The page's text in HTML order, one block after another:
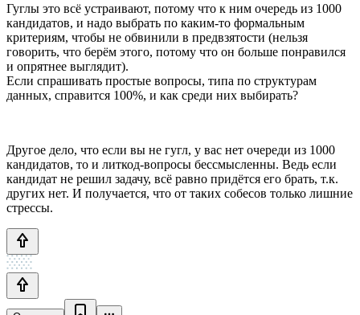
Гуглы это всё устраивают, потому что к ним очередь из 1000
кандидатов, и надо выбрать по каким-то формальным
критериям, чтобы не обвинили в предвзятости (нельзя
говорить, что берём этого, потому что он больше понравился
и опрятнее выглядит).
Если спрашивать простые вопросы, типа по структурам
данных, справится 100%, и как среди них выбирать?
Другое дело, что если вы не гугл, у вас нет очереди из 1000
кандидатов, то и литкод-вопросы бессмысленны. Ведь если
кандидат не решил задачу, всё равно придётся его брать, т.к.
других нет. И получается, что от таких собесов только лишние
стрессы.